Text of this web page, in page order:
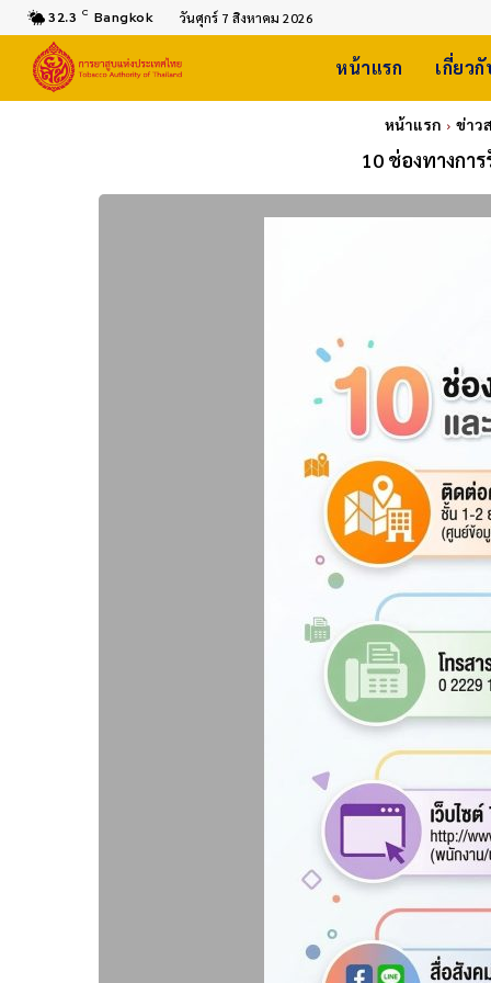
32.3 C Bangkok วันศุกร์ 7 สิงหาคม 2026
หน้าแรก เกี่ยว
หน้าแรก ข่าว
10 ช่องทางกา